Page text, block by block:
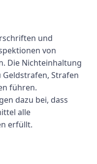
und
von
Die Nichteinhaltung
Strafen
führen.
dazu bei, dass
alle
erfüllt.